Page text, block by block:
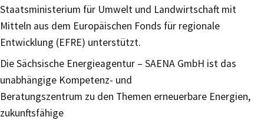
Staatsministerium für Umwelt und Landwirtschaft mit
Mitteln aus dem Europäischen Fonds für regionale
Entwicklung (EFRE) unterstützt.
Die Sächsische Energieagentur – SAENA GmbH ist das
unabhängige Kompetenz- und
Beratungszentrum zu den Themen erneuerbare Energien,
zukunftsfähige